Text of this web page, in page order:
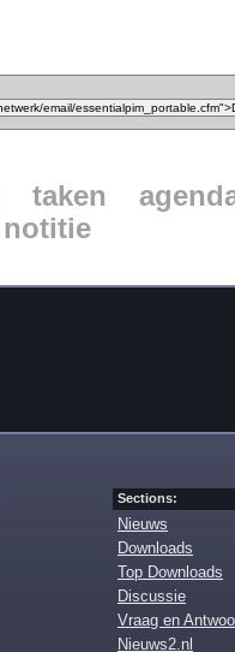
taken
notitie
Sections:
Nieuws
Downloads
Top Downloads
Discussie
Vraag en
Nieuws2.nl